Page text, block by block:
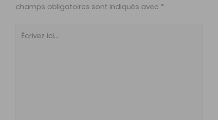
champs obligatoires sont indiqués avec *
Écrivez